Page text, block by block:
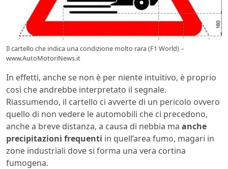
Il cartello che indica una condizione molto rara (F1 World) –
www.AutoMotoriNews.it
In effetti, anche se non è per niente intuitivo, è proprio
così che andrebbe interpretato il segnale.
Riassumendo, il cartello ci avverte di un pericolo ovvero
quello di non vedere le automobili che ci precedono,
anche a breve distanza, a causa di nebbia ma anche
precipitazioni frequenti in quell’area fumo, magari in
zone industriali dove si forma una vera cortina
fumogena.